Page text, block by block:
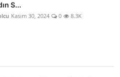
S...
Kasım 30, 2024 0 8.3K